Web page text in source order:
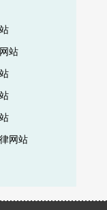
站
网站